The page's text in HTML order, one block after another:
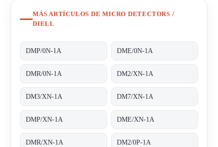
MÁS ARTÍCULOS DE MICRO DETECTORS /
DIELL
DMP/0N-1A DME/0N-1A
DMR/0N-1A DM2/XN-1A
DM3/XN-1A DM7/XN-1A
DMP/XN-1A DME/XN-1A
DMR/XN-1A DM2/0P-1A